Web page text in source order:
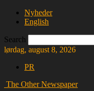
Nyheder
English
Search
lørdag, august 8, 2026
PR
The Other Newspaper